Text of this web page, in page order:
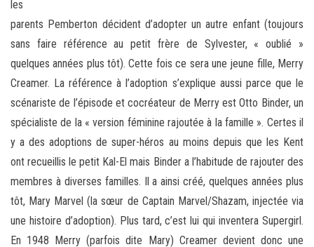
les
parents Pemberton décident d’adopter un autre enfant (toujours
sans faire référence au petit frère de Sylvester, « oublié »
quelques années plus tôt). Cette fois ce sera une jeune fille, Merry
Creamer. La référence à l’adoption s’explique aussi parce que le
scénariste de l’épisode et cocréateur de Merry est Otto Binder, un
spécialiste de la « version féminine rajoutée à la famille ». Certes il
y a des adoptions de super-héros au moins depuis que les Kent
ont recueillis le petit Kal-El mais Binder a l’habitude de rajouter des
membres à diverses familles. Il a ainsi créé, quelques années plus
tôt, Mary Marvel (la sœur de Captain Marvel/Shazam, injectée via
une histoire d’adoption). Plus tard, c’est lui qui inventera Supergirl.
En 1948 Merry (parfois dite Mary) Creamer devient donc une